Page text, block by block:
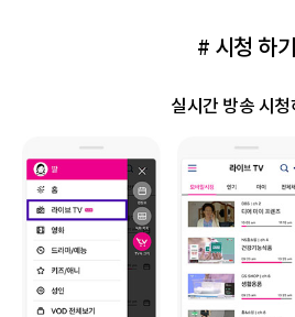
# 시청 하기
실시간 방송 시청